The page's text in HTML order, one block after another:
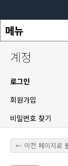
계정
로그인
회원가입
비밀번호 찾기
← 이전 페이지로